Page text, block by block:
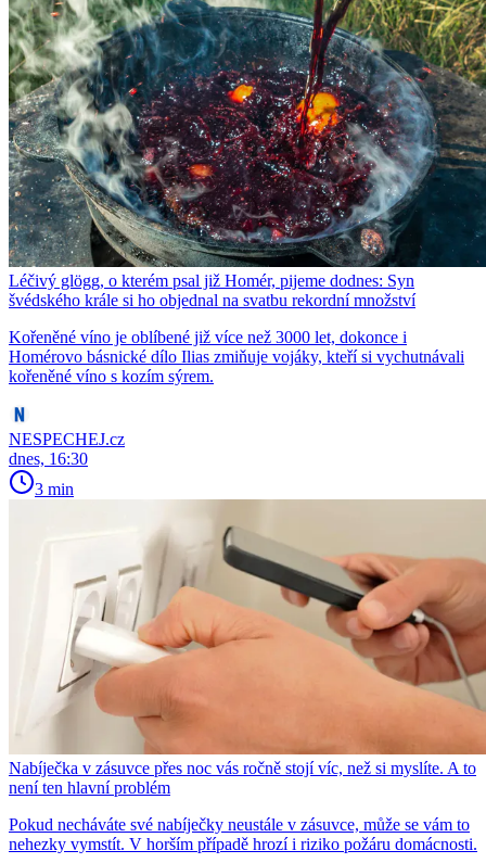
Léčivý glögg, o kterém psal již Homér, pijeme dodnes: Syn
švédského krále si ho objednal na svatbu rekordní množství
Kořeněné víno je oblíbené již více než 3000 let, dokonce i
Homérovo básnické dílo Ilias zmiňuje vojáky, kteří si vychutnávali
kořeněné víno s kozím sýrem.
NESPECHEJ.cz
dnes, 16:30
3 min
Nabíječka v zásuvce přes noc vás ročně stojí víc, než si myslíte. A to
není ten hlavní problém
Pokud necháváte své nabíječky neustále v zásuvce, může se vám to
nehezky vymstít. V horším případě hrozí i riziko požáru domácnosti.